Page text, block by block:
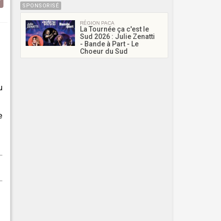
SPONSORISÉ
RÉGION PACA
La Tournée ça c'est le
Sud 2026 : Julie Zenatti
- Bande à Part - Le
Choeur du Sud